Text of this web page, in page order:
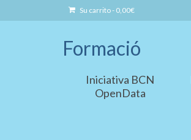
Su carrito- 0,00€
Formació
Iniciativa BCN
OpenData